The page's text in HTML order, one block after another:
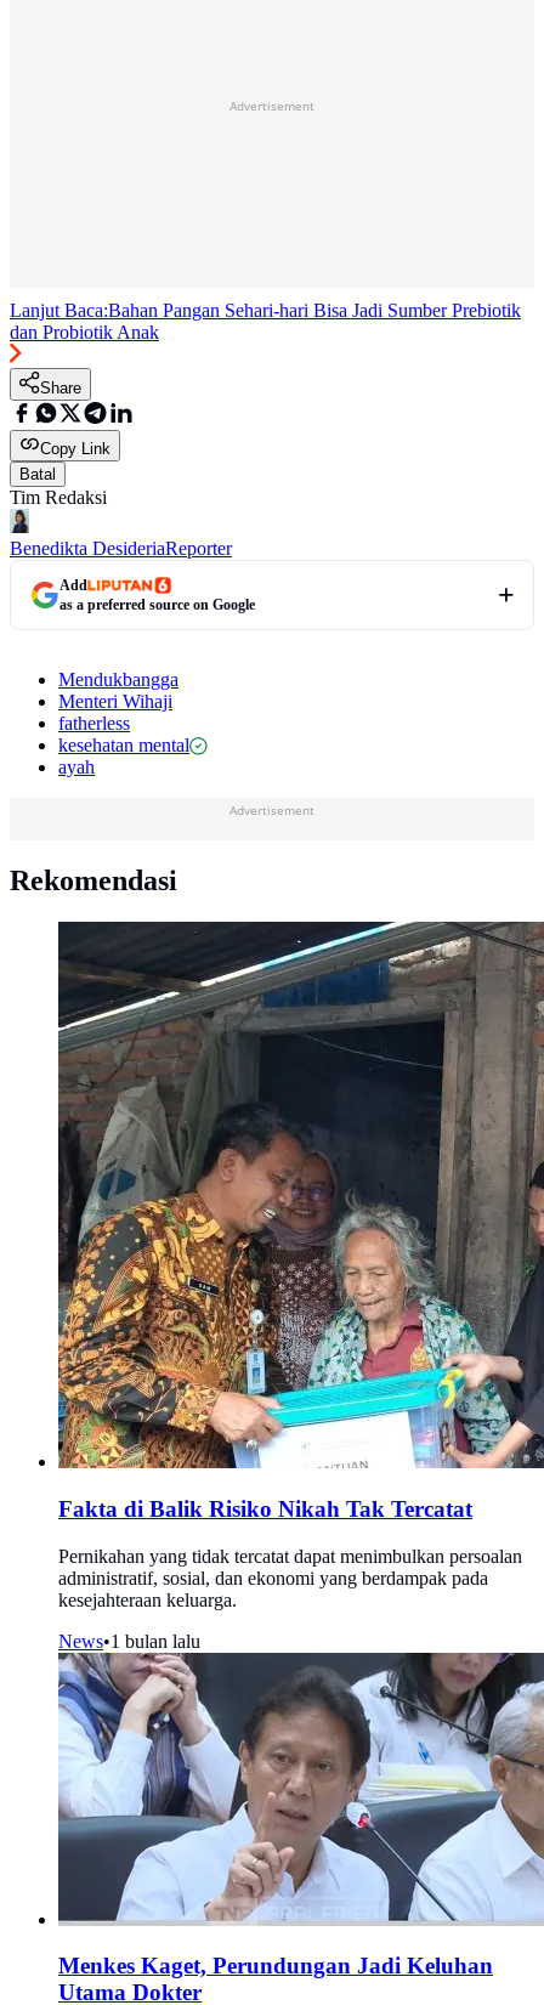
Advertisement
Lanjut Baca:Bahan Pangan Sehari-hari Bisa Jadi Sumber Prebiotik
dan Probiotik Anak
Share
Copy Link
Batal
Tim Redaksi
Benedikta DesideriaReporter
Add
as a preferred source on Google
Mendukbangga
Menteri Wihaji
fatherless
kesehatan mental
ayah
Advertisement
Rekomendasi
Fakta di Balik Risiko Nikah Tak Tercatat
Pernikahan yang tidak tercatat dapat menimbulkan persoalan
administratif, sosial, dan ekonomi yang berdampak pada
kesejahteraan keluarga.
News•1 bulan lalu
Menkes Kaget, Perundungan Jadi Keluhan
Utama Dokter